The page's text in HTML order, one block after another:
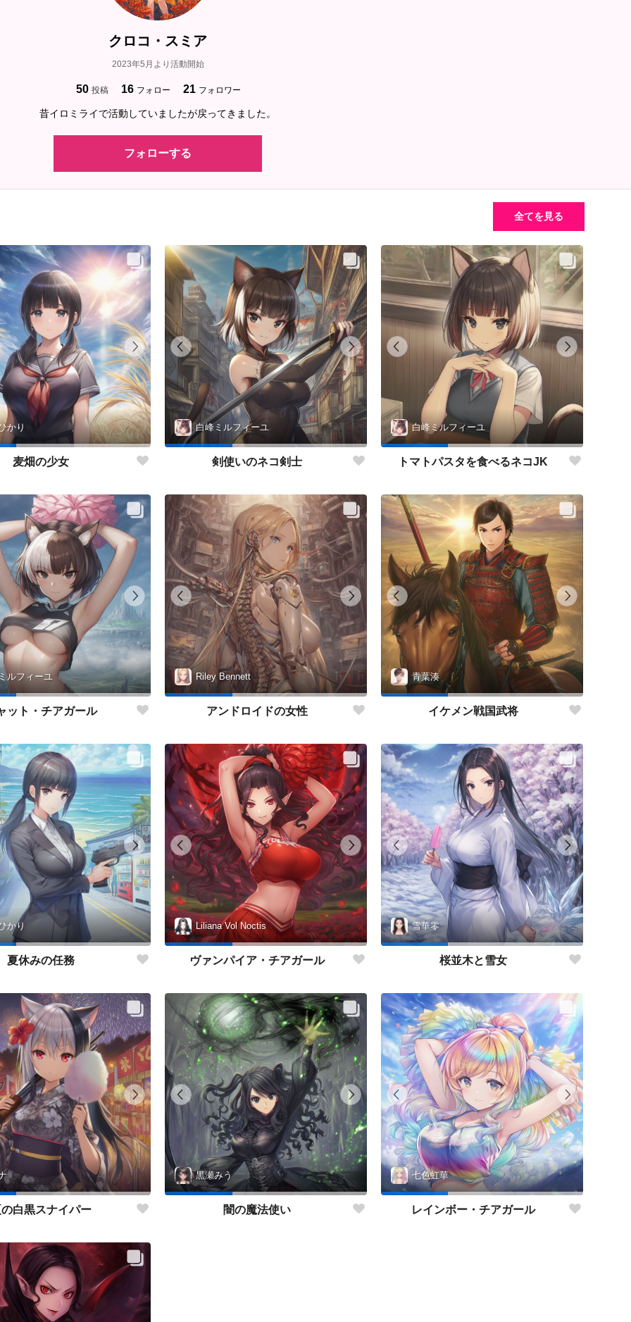
クロコ・スミア
2023年5月より活動開始
50 投稿 16 フォロー 21 フォロワー
昔イロミライで活動していましたが戻ってきました。
フォローする
全てを見る
かり
麦畑の少女
白峰ミルフィーユ
剣使いのネコ剣士
白峰ミルフィーユ
トマトパスタを食べるネコJK
ルフィーユ
ット・チアガール
Riley Bennett
アンドロイドの女性
青葉湊
イケメン戦国武将
かり
夏休みの任務
Liliana Vol Noctis
ヴァンパイア・チアガール
雪華零
桜並木と雪女
白黒スナイパー
黒瀬みう
闇の魔法使い
七色虹華
レインボー・チアガール